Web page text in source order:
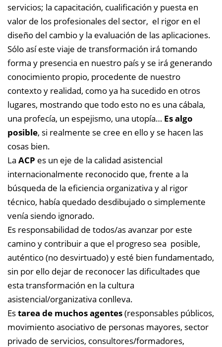
servicios; la capacitación, cualificación y puesta en
valor de los profesionales del sector, el rigor en el
diseño del cambio y la evaluación de las aplicaciones.
Sólo así este viaje de transformación irá tomando
forma y presencia en nuestro país y se irá generando
conocimiento propio, procedente de nuestro
contexto y realidad, como ya ha sucedido en otros
lugares, mostrando que todo esto no es una cábala,
una profecía, un espejismo, una utopía… Es algo
posible, si realmente se cree en ello y se hacen las
cosas bien.
La ACP es un eje de la calidad asistencial
internacionalmente reconocido que, frente a la
búsqueda de la eficiencia organizativa y al rigor
técnico, había quedado desdibujado o simplemente
venía siendo ignorado.
Es responsabilidad de todos/as avanzar por este
camino y contribuir a que el progreso sea posible,
auténtico (no desvirtuado) y esté bien fundamentado,
sin por ello dejar de reconocer las dificultades que
esta transformación en la cultura
asistencial/organizativa conlleva.
Estarea de muchos agentes(responsables públicos,
movimiento asociativo de personas mayores, sector
privado de servicios, consultores/formadores,